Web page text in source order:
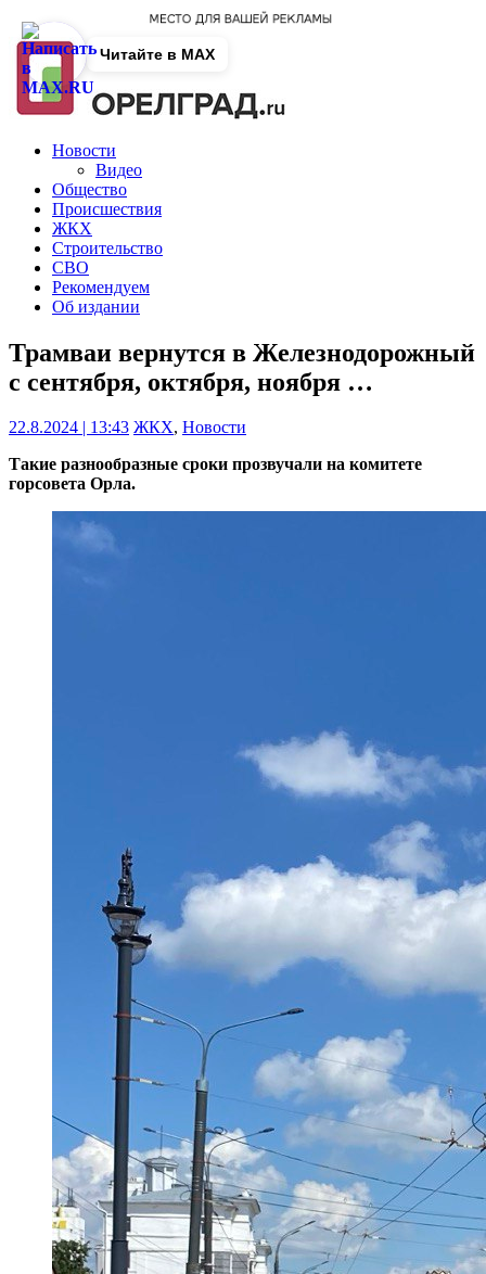
Новости
Видео
Общество
Происшествия
ЖКХ
Строительство
СВО
Рекомендуем
Об издании
Трамваи вернутся в Железнодорожный
с сентября, октября, ноября …
22.8.2024 | 13:43 ЖКХ, Новости
Такие разнообразные сроки прозвучали на комитете
горсовета Орла.
Читайте в MAX